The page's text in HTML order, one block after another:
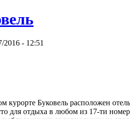
2016 - 12:51
курорте Буковель расположен
для отдыха в любом из 17-ти